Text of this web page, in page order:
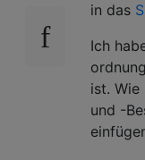
in das
Ich
ist. Wie
und -